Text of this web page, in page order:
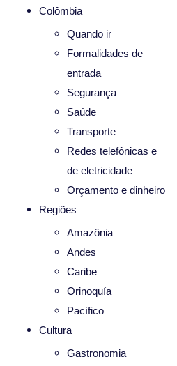
Colômbia
Quando ir
Formalidades de
entrada
Segurança
Saúde
Transporte
Redes telefônicas e
de eletricidade
Orçamento e dinheiro
Regiões
Amazônia
Andes
Caribe
Orinoquía
Pacífico
Cultura
Gastronomia